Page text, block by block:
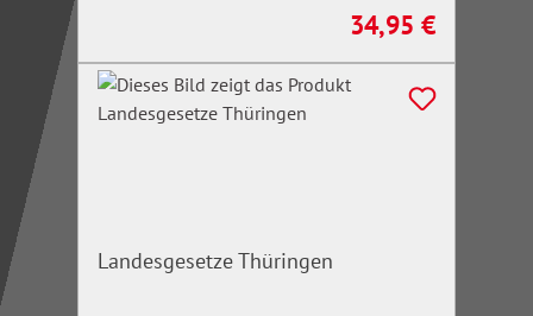
Regulärer Preis:
34,95 €
Landesgesetze Thüringen